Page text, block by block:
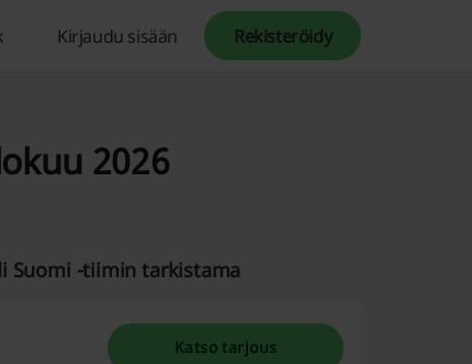
Kirjaudu sisään Rekisteröidy
2026
Suomi -tiimin tarkistama
Katso tarjous